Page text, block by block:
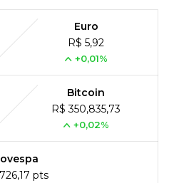
Euro
R$ 5,92
+0,01%
Bitcoin
R$ 350,835,73
+0,02%
pts